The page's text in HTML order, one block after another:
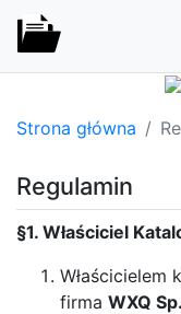
Strona główna
Regulamin
§1. Właściciel
Właścicielem
firma WXQ